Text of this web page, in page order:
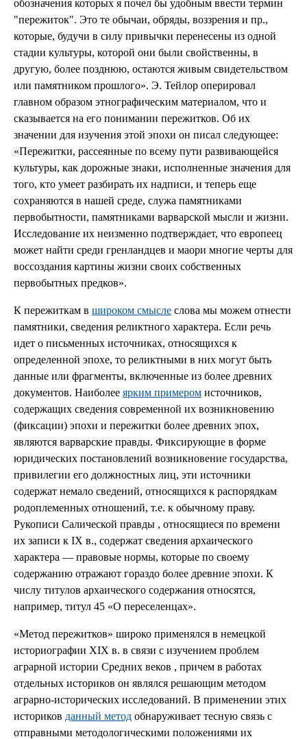
обозначения которых я почел бы удобным ввести термин
"пережиток". Это те обычаи, обряды, воззрения и пр.,
которые, будучи в силу привычки перенесены из одной
стадии культуры, которой они были свойственны, в
другую, более позднюю, остаются живым свидетельством
или памятником прошлого». Э. Тейлор оперировал
главном образом этнографическим материалом, что и
сказывается на его понимании пережитков. Об их
значении для изучения этой эпохи он писал следующее:
«Пережитки, рассеянные по всему пути развивающейся
культуры, как дорожные знаки, исполненные значения для
того, кто умеет разбирать их надписи, и теперь еще
сохраняются в нашей среде, служа памятниками
первобытности, памятниками варварской мысли и жизни.
Исследование их неизменно подтверждает, что европеец
может найти среди гренландцев и маори многие черты для
воссоздания картины жизни своих собственных
первобытных предков».
К пережиткам в широком смысле слова мы можем отнести
памятники, сведения реликтного характера. Если речь
идет о письменных источниках, относящихся к
определенной эпохе, то реликтными в них могут быть
данные или фрагменты, включенные из более древних
документов. Наиболее ярким примером источников,
содержащих сведения современной их возникновению
(фиксации) эпохи и пережитки более древних эпох,
являются варварские правды. Фиксирующие в форме
юридических постановлений возникновение государства,
привилегии его должностных лиц, эти источники
содержат немало сведений, относящихся к распорядкам
родоплеменных отношений, т.е. к обычному праву.
Рукописи Салической правды , относящиеся по времени
их записи к IX в., содержат сведения архаического
характера — правовые нормы, которые по своему
содержанию отражают гораздо более древние эпохи. К
числу титулов архаического содержания относятся,
например, титул 45 «О переселенцах».
«Метод пережитков» широко применялся в немецкой
историографии XIX в. в связи с изучением проблем
аграрной истории Средних веков , причем в работах
отдельных историков он являлся решающим методом
аграрно-исторических исследований. В применении этих
историков данный метод обнаруживает тесную связь с
отправными методологическими положениями их